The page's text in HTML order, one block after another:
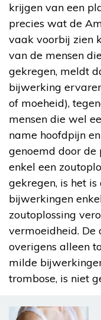
krijgen van een
precies wat de
vaak voorbij zien
van de mensen
gekregen, meldt
bijwerking
of moeheid),
mensen die wel
name hoofdpijn
genoemd door de
enkel een
gekregen, is het
bijwerkingen
zoutoplossing
vermoeidheid. De
overigens alleen
milde
trombose, is niet